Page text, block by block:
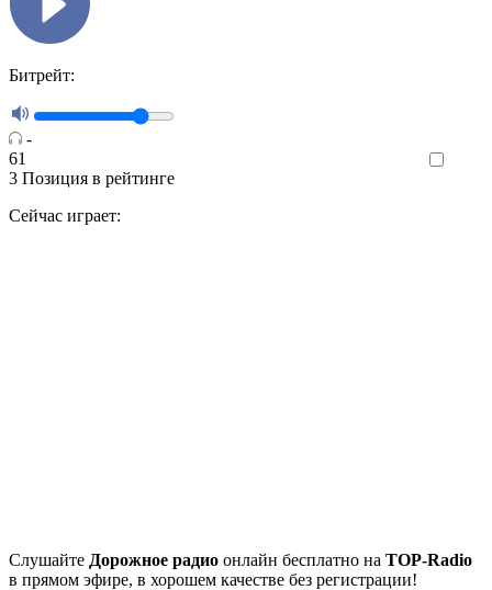
Битрейт:
-
61
3 Позиция в рейтинге
Сейчас играет:
Cлушайте Дорожное радио онлайн бесплатно на TOP-Radio
в прямом эфире, в хорошем качестве без регистрации!